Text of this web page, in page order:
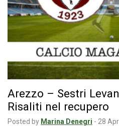
Arezzo – Sestri
Risaliti nel recupero
Posted by Marina Denegri - 28